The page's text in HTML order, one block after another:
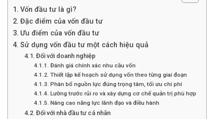
Vốn đầu tư là gì?
Đặc điểm của vốn đầu tư
Ưu điểm của vốn đầu tư
Sử dụng vốn đầu tư một cách hiệu quả
Đối với doanh nghiệp
Đánh giá chính xác nhu cầu vốn
Thiết lập kế hoạch sử dụng vốn theo từng giai đoạn
Phân bổ nguồn lực đúng trọng tâm, tối ưu chi phí
Lường trước rủi ro và xây dựng cơ chế quản trị phù hợp
Nâng cao năng lực lãnh đạo và điều hành
Đối với nhà đầu tư cá nhân